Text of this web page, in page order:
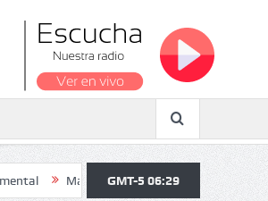
Maratón atendió a más de 38.000 jóvenes y
GMT-5 06:29